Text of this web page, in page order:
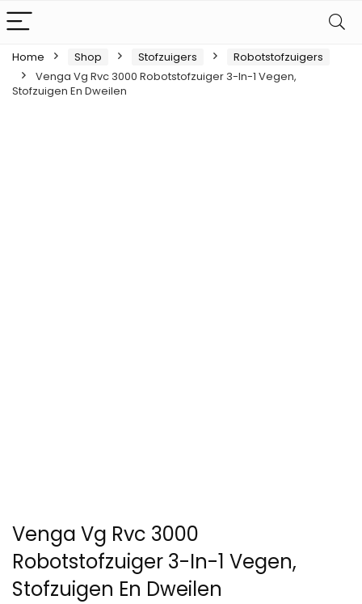
Home Shop Stofzuigers
Robotstofzuigers
Venga Vg Rvc 3000 Robotstofzuiger 3-In-1 Vegen,
Stofzuigen En Dweilen
Venga Vg Rvc 3000
Robotstofzuiger 3-In-1 Vegen,
Stofzuigen En Dweilen